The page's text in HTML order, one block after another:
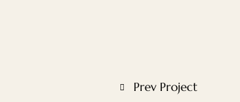
Prev Project